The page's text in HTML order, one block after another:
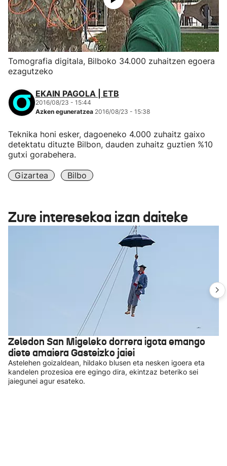
Tomografia digitala, Bilboko 34.000 zuhaitzen egoera
ezagutzeko
EKAIN PAGOLA | ETB
2016/08/23 - 15:44
Azken eguneratzea 2016/08/23 - 15:38
Teknika honi esker, dagoeneko 4.000 zuhaitz gaixo
detektatu dituzte Bilbon, dauden zuhaitz guztien %10
gutxi gorabehera.
Gizartea Bilbo
Zure interesekoa izan daiteke
Zeledon San Migeleko dorrera igota emango
diete amaiera Gasteizko jaiei
Astelehen goizaldean, hildako blusen eta nesken igoera eta
kandelen prozesioa ere egingo dira, ekintzaz beteriko sei
jaiegunei agur esateko.